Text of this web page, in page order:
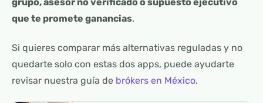
que te promete ganancias.
Si quieres comparar más alternativas reguladas y no
quedarte solo con estas dos apps, puede ayudarte
revisar nuestra guía de brókers en México.